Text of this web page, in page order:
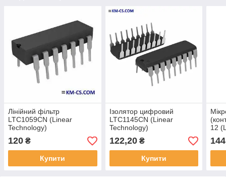
Лінійний фільтр
LTC1059CN (Linear
Technology)
120 ₴
Купити
Ізолятор цифровий
LTC1145CN (Linear
Technology)
122,20₴
Купити
12
144